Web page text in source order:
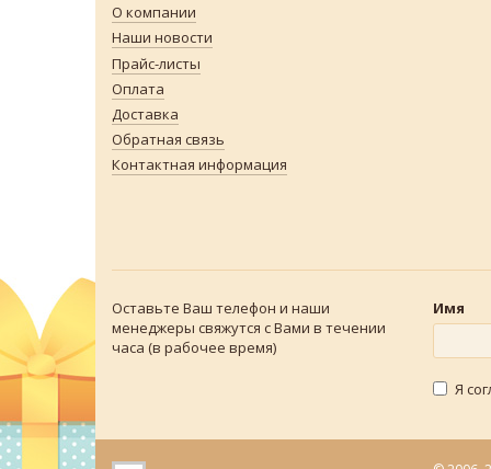
О компании
Наши новости
Прайс-листы
Оплата
Доставка
Обратная связь
Контактная информация
Оставьте Ваш телефон и наши
менеджеры свяжутся с Вами в течении
часа (в рабочее время)
Имя
Я